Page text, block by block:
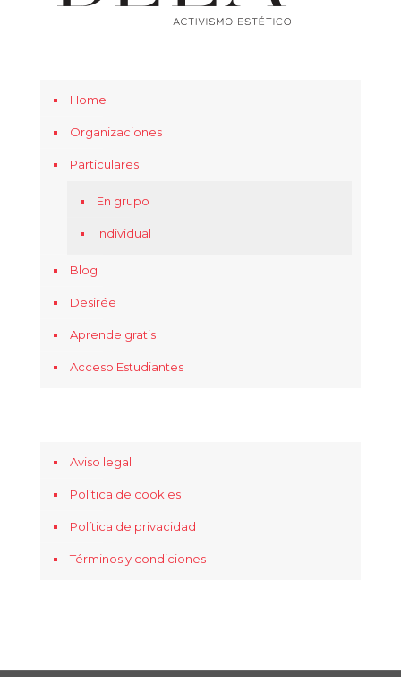
Home
Organizaciones
Particulares
En grupo
Individual
Blog
Desirée
Aprende gratis
Acceso Estudiantes
Aviso legal
Política de cookies
Política de privacidad
Términos y condiciones